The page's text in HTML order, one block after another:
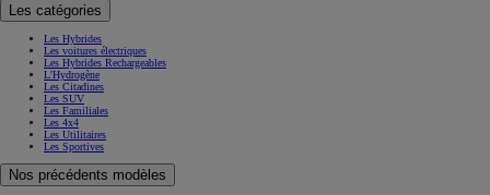
Les catégories
Les Hybrides
Les voitures électriques
Les Hybrides Rechargeables
L'Hydrogène
Les Citadines
Les SUV
Les Familiales
Les 4x4
Les Utilitaires
Les Sportives
Nos précédents modèles